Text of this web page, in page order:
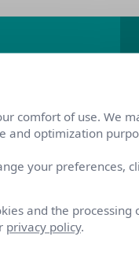
Nos
comfort of use. We
and optimization
your preferences,
and the processing
privacy policy.